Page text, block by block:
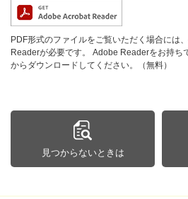
PDF形式のファイルをご覧いただく場合には
Readerが必要です。
Adobe Readerをお持ち
からダウンロードしてください。（無料）
見つからないときは